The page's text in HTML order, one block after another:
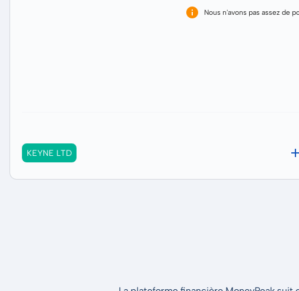
Nous n'avons pas assez de
KEYNE LTD